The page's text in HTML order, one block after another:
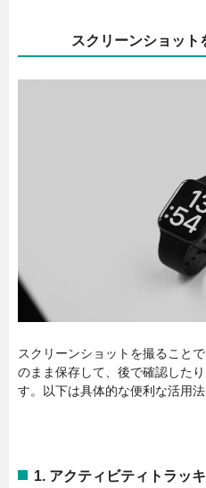
スクリーンショット
スクリーンショットを撮ること
のまま保存して、後で確認した
す。以下は具体的な便利な活用法
1. アクティビティトラッ